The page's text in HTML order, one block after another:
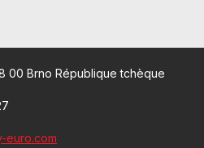
00 Brno République tchèque
euro.com